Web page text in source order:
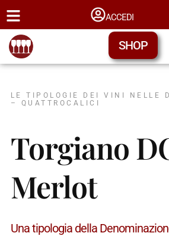
ACCEDI
SHOP
LE TIPOLOGIE DEI VINI NELLE
– QUATTROCALICI
Torgiano
Merlot
Una tipologia della